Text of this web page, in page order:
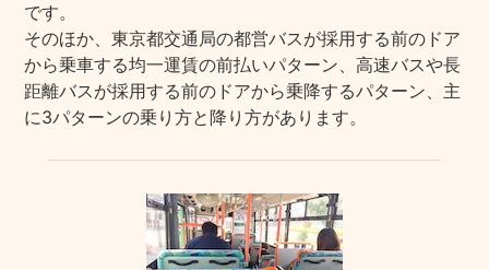
です。
そのほか、東京都交通局の都営バスが採用する前のドア
から乗車する均一運賃の前払いパターン、高速バスや長
距離バスが採用する前のドアから乗降するパターン、主
に3パターンの乗り方と降り方があります。